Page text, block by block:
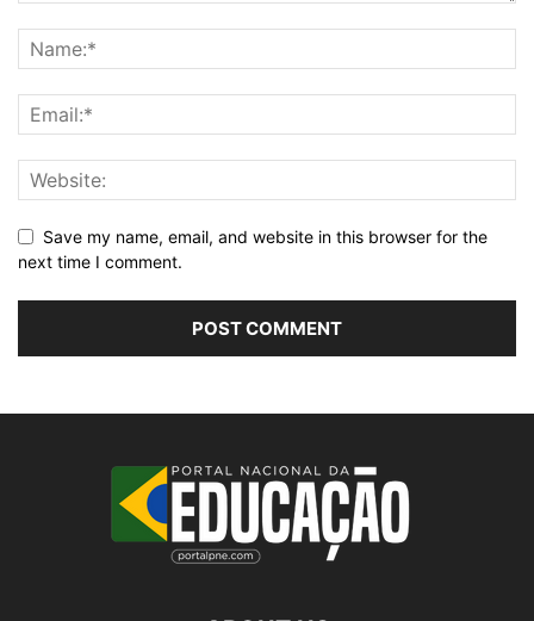
Save my name, email, and website in this browser for the
next time I comment.